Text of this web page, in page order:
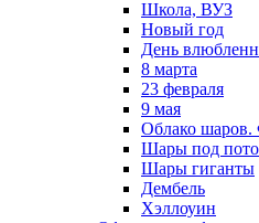
Школа, ВУЗ
Новый год
День
8 марта
23 февраля
9 мая
Облако
Шары под
Шары гиганты
Дембель
Хэллоуин